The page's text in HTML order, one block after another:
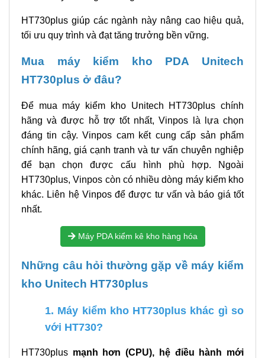
HT730plus giúp các ngành này nâng cao hiệu quả,
tối ưu quy trình và đạt tăng trưởng bền vững.
Mua máy kiểm kho PDA Unitech
HT730plus ở đâu?
Để mua máy kiểm kho Unitech HT730plus chính
hãng và được hỗ trợ tốt nhất, Vinpos là lựa chọn
đáng tin cậy. Vinpos cam kết cung cấp sản phẩm
chính hãng, giá cạnh tranh và tư vấn chuyên nghiệp
để bạn chọn được cấu hình phù hợp. Ngoài
HT730plus, Vinpos còn có nhiều dòng máy kiểm kho
khác. Liên hệ Vinpos để được tư vấn và báo giá tốt
nhất.
Máy PDA kiểm kê kho hàng hóa
Những câu hỏi thường gặp về máy kiểm
kho Unitech HT730plus
1. Máy kiểm kho HT730plus khác gì so
với HT730?
HT730plus mạnh hơn (CPU), hệ điều hành mới